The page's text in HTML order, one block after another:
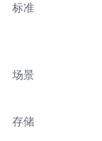
标准
场景
存储